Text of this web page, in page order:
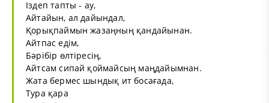
Іздеп тапты - ау,
Айтайын, ал дайындал,
Қорықпаймын жазаңның қандайынан.
Айтпас едім,
Бәрібір өлтіресің,
Айтсам сипай қоймайсың маңдайымнан.
Жата бермес шындық ит босағада,
Тура қара